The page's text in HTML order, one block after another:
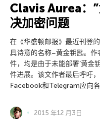
Clavis Aurea：
决加密问题
在《华盛顿邮报》最近刊登
具诗意的名称–黄金钥匙。
件，均是由于未能部署’黄金
件进展。该文作者最后呼吁
Facebook和Telegram应向各
2015 年12 月3日